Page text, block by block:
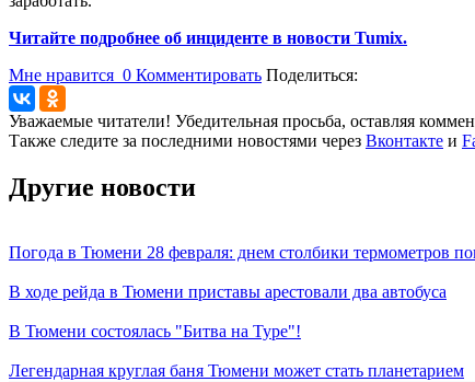
Читайте подробнее об инциденте в новости Tumix.
Мне нравится 0 Комментировать Поделиться:
Уважаемые читатели! Убедительная просьба, оставляя
Также следите за последними новостями через Вконтакте и
Другие новости
Погода в Тюмени 28 февраля: днем столбики термометров
В ходе рейда в Тюмени приставы арестовали два автобуса
В Тюмени состоялась "Битва на Туре"!
Легендарная круглая баня Тюмени может стать планетарием